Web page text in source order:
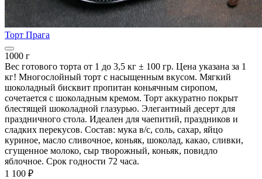
Торт Прага
1000 г
Вес готового торта от 1 до 3,5 кг ± 100 гр. Цена указана за 1
кг! Многослойный торт с насыщенным вкусом. Мягкий
шоколадный бисквит пропитан коньячным сиропом,
сочетается с шоколадным кремом. Торт аккуратно покрыт
блестящей шоколадной глазурью. Элегантный десерт для
праздничного стола. Идеален для чаепитий, праздников и
сладких перекусов. Состав: мука в/с, соль, сахар, яйцо
куриное, масло сливочное, коньяк, шоколад, какао, сливки,
сгущенное молоко, сыр творожный, коньяк, повидло
яблочное. Срок годности 72 часа.
1 100 ₽